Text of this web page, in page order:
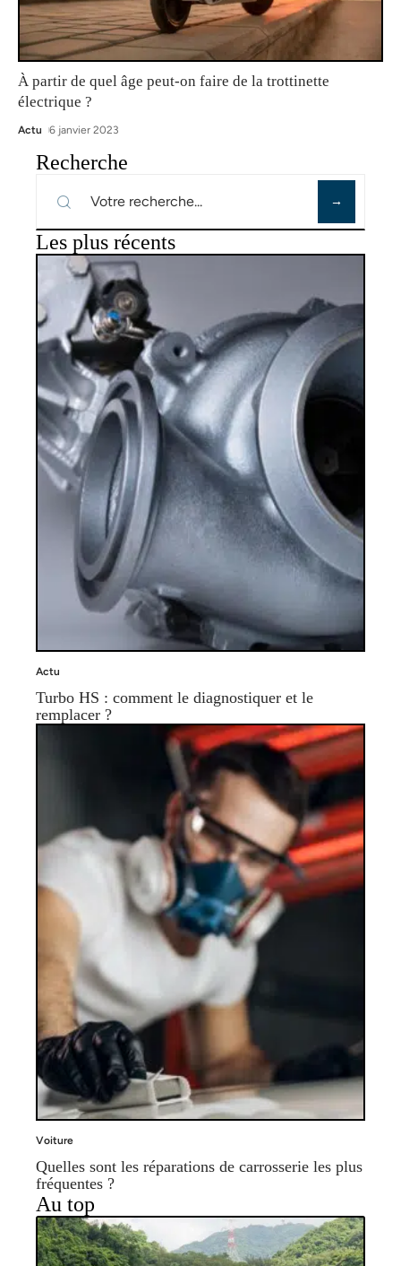
À partir de quel âge peut-on faire de la trottinette
électrique ?
Actu 6 janvier 2023
Recherche
Les plus récents
Actu
Turbo HS : comment le diagnostiquer et le
remplacer ?
Voiture
Quelles sont les réparations de carrosserie les plus
fréquentes ?
Au top